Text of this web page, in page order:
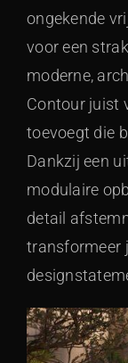
ongekende
voor een
moderne,
Contour juist
toevoegt die
Dankzij een
modulaire
detail
transformeer